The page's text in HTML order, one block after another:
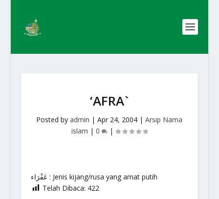
‘AFRA`
Posted byadmin |Apr 24, 2004 |Arsip Nama
islam | 0 |
عَفْرَاء : Jenis kijang/rusa yang amat putih
Telah Dibaca: 422